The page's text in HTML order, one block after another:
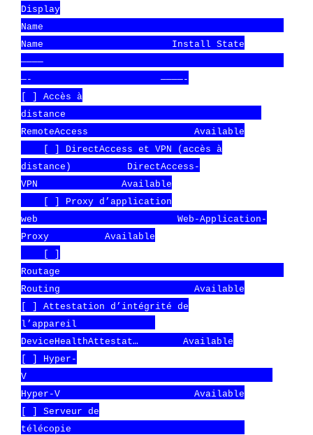
Display
Name
Name Install State
————
—- ————-
[ ] Accès à
distance
RemoteAccess Available
[ ] DirectAccess et VPN (accès à
distance) DirectAccess-
VPN Available
[ ] Proxy d’application
web Web-Application-
Proxy Available
[ ]
Routage
Routing Available
[ ] Attestation d’intégrité de
l’appareil
DeviceHealthAttestat… Available
[ ] Hyper-
V
Hyper-V Available
[ ] Serveur de
télécopie